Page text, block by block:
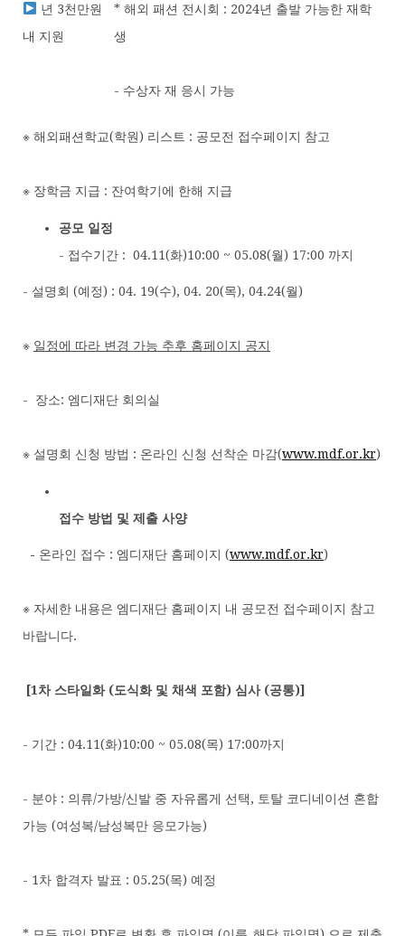
년 3천만원
내 지원
* 해외 패션 전시회 : 2024년 출발 가능한 재학
생
- 수상자 재 응시 가능
※ 해외패션학교(학원) 리스트 : 공모전 접수페이지 참고
※ 장학금 지급 : 잔여학기에 한해 지급
공모 일정
- 접수기간 : 04.11(화)10:00 ~ 05.08(월) 17:00 까지
- 설명회 (예정) : 04. 19(수), 04. 20(목), 04.24(월)
※ 일정에 따라 변경 가능 추후 홈페이지 공지
- 장소: 엠디재단 회의실
※ 설명회 신청 방법 : 온라인 신청 선착순 마감(www.mdf.or.kr)
접수 방법 및 제출 사양
- 온라인 접수 : 엠디재단 홈페이지 (www.mdf.or.kr)
※ 자세한 내용은 엠디재단 홈페이지 내 공모전 접수페이지 참고
바랍니다.
[1차 스타일화 (도식화 및 채색 포함) 심사 (공통)]
- 기간 : 04.11(화)10:00 ~ 05.08(목) 17:00까지
- 분야 : 의류/가방/신발 중 자유롭게 선택, 토탈 코디네이션 혼합
가능 (여성복/남성복만 응모가능)
- 1차 합격자 발표 : 05.25(목) 예정